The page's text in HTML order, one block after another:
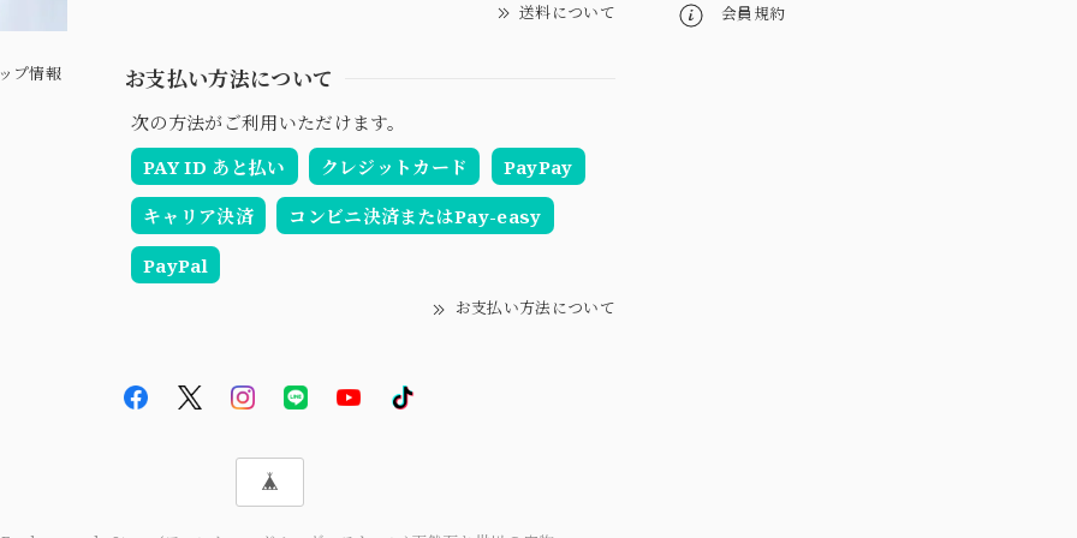
プ情報
送料について
お支払い方法について
次の方法がご利用いただけます。
PAY ID あと払い
クレジットカード PayPay
キャリア決済 コンビニ決済またはPay-easy
PayPal
お支払い方法について
会員規約